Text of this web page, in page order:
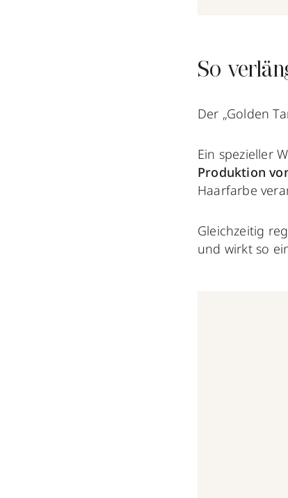
So
Der „Golden
Ein spezieller
Produktion
Haarfarbe
Gleichzeitig
und wirkt so